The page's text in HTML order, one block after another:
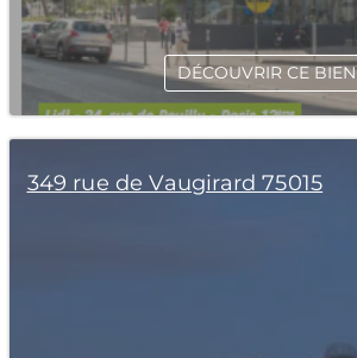
DÉCOUVRIR CE BIEN
349 rue de Vaugirard 75015